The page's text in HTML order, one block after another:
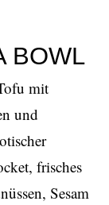
BOWL
mit
und
frisches
Sesam